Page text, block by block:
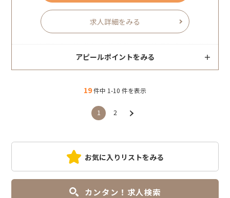
求人詳細をみる
アピールポイントをみる
19件中 1-10 件を表示
1 2
お気に入りリストをみる
カンタン！求人検索